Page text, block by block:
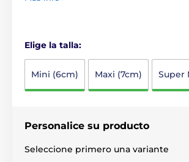
Elige la talla:
Mini (6cm) Maxi (7cm) Super
Personalice su producto
Seleccione primero una variante